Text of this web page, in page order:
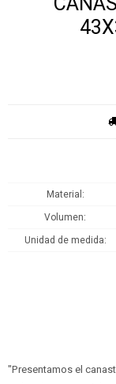
Material
Volumen
Unidad de medida
"Presentamos el